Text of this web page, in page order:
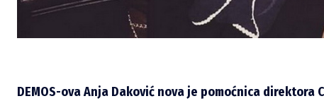
DEMOS-ova Anja Daković nova je pomoćnica